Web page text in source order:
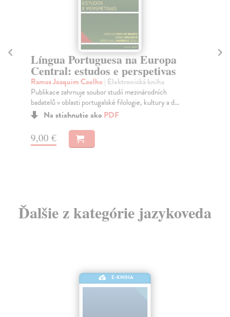
Língua Portuguesa na Europa
Central: estudos e perspetivas
Ramos Joaquim Coelho| Elektronická kniha
Publikace zahrnuje soubor studií mezinárodních
badatelů v oblasti portugalské filologie, kultury a d...
Na stiahnutie ako PDF
9,00 €
Ďalšie z kategórie jazykoveda
E-KNIHA